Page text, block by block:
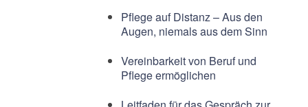
Pflege auf Distanz – Aus den
Augen, niemals aus dem Sinn
Vereinbarkeit von Beruf und
Pflege ermöglichen